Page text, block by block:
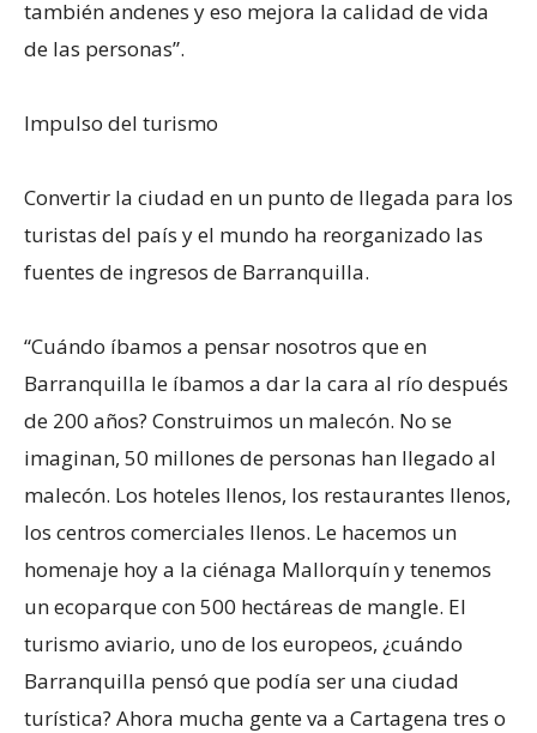
también andenes y eso mejora la calidad de vida
de las personas”.
Impulso del turismo
Convertir la ciudad en un punto de llegada para los
turistas del país y el mundo ha reorganizado las
fuentes de ingresos de Barranquilla.
“Cuándo íbamos a pensar nosotros que en
Barranquilla le íbamos a dar la cara al río después
de 200 años? Construimos un malecón. No se
imaginan, 50 millones de personas han llegado al
malecón. Los hoteles llenos, los restaurantes llenos,
los centros comerciales llenos. Le hacemos un
homenaje hoy a la ciénaga Mallorquín y tenemos
un ecoparque con 500 hectáreas de mangle. El
turismo aviario, uno de los europeos, ¿cuándo
Barranquilla pensó que podía ser una ciudad
turística? Ahora mucha gente va a Cartagena tres o